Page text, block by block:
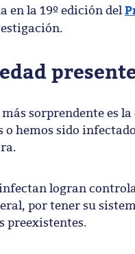
en la 19º edición del
sorprendente es
hemos sido
infectan logran
por tener su
preexistentes.